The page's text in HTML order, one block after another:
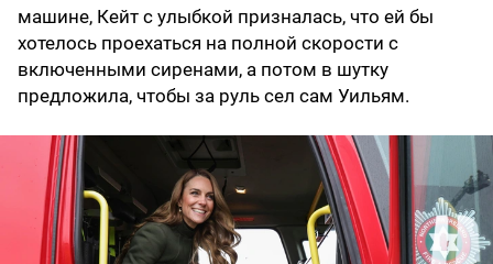
машине, Кейт с улыбкой призналась, что ей бы
хотелось проехаться на полной скорости с
включенными сиренами, а потом в шутку
предложила, чтобы за руль сел сам Уильям.